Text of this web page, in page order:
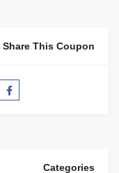
Share This Coupon
Categories